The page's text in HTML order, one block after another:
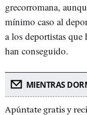
grecorromana,
mínimo caso al
a los deportistas
han conseguido.
MIENTRAS
Apúntate gratis y